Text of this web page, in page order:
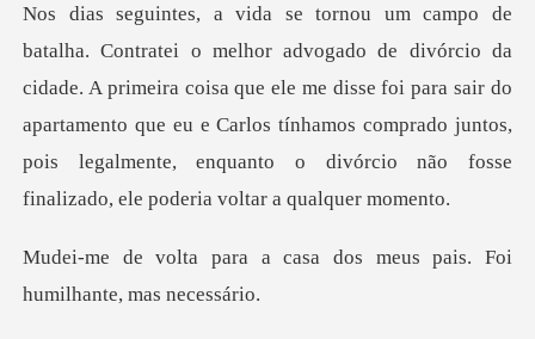
dade. A primeira coisa que ele me disse foi para sair do
apartamento que eu e Carlos tínhamos comprado
casa dos meus pais. Foi
h